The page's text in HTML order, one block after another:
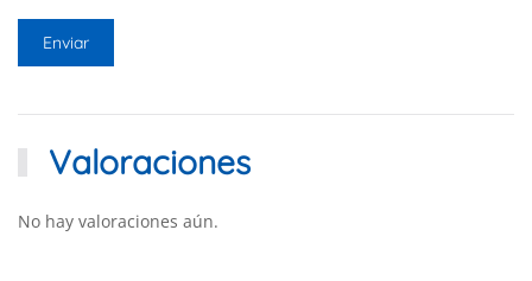
Valoraciones
No hay valoraciones aún.